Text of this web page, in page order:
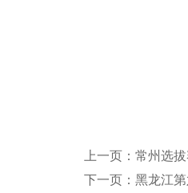
上一页：常州选
下一页：黑龙江